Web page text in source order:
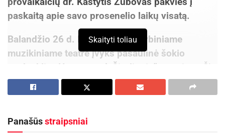
paskaitą apie savo prosenelio laikų visatą.
Balandžio 26 d. Klaipėdos valstybiniame
muzikiniame teatre įvyks pasaulinė šokio
spektaklio „Hommage à Čiurlionis“ premjera
. Šį
dviejų dalių šiuolaikinės choreografijos vakarą
žiūrovai galės išvysti vienaveiksmį M. K.
baletą (kompozitorius Arvydas Malcys,
Skaityti toliau
Panašūsstraipsniai